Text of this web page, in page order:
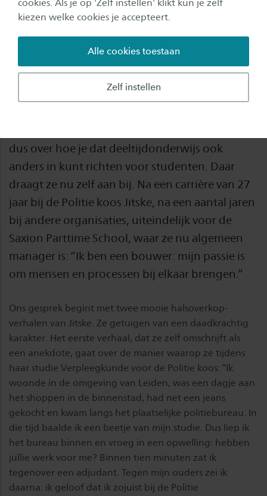
cookies. Als je op 'Zelf instellen' klikt kun je zelf
kiezen welke cookies je accepteert.
Zelf instellen
Alle cookies toestaan
Publicatiedatum:
24 juni 2024 Leestijd: Minuten
Zelf studeerde ze ooit Bedrijfskunde. In deeltijd
naast een fulltime baan bij de Politie en een
druk privéleven. Het leerde Jitske Tensen iets
dus over hoe je dat deeltijdonderwijs ook
anders in kunt richten voor studenten. Daar
draagt ze nu zelf aan bij. Na een carrière van 27
jaar bij de Politie koos Jitske, na een aantal jaren
bij andere organisaties, uiteindelijk voor de
Saxion Parttime School, waar ze nu algemeen
manager is: “Ik ben een bouwer: mijn passie is
om mensen en processen bij elkaar brengen.”
Ons gesprek begint met twee mooie halsoverkop-
verhalen van Jitske. Ze getuigen van een daadkrachtig
karakter. Het eerste verhaal, dat ze zelf omschrijft als
een anekdote, gaat over de manier waarop ze tijdens
haar studie Verpleegkunde voor de Politie koos: “Ik
woonde in de omgeving van Leiden, was een dagje aan
het shoppen in de binnenstad, had net een jeans
gekocht en kwam langs het plaatselijke politiebureau. In
die tijd baalde ik een beetje van mijn studie. Dus liep ik
het bureau binnen en vroeg in een opwelling: hebben
jullie werk voor me? Binnen tien minuten zat ik
tegenover een adjudant. Tegen mijn ouders zei ik
daarna: ik geloof dat ik zojuist bij de Politie